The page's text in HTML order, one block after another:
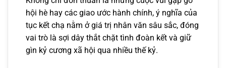
hội hè hay các giao ước hành chính, ý nghĩa của
tục kết chạ nằm ở giá trị nhân văn sâu sắc, đóng
vai trò là sợi dây thắt chặt tình đoàn kết và giữ
gìn kỷ cương xã hội qua nhiều thế kỷ.